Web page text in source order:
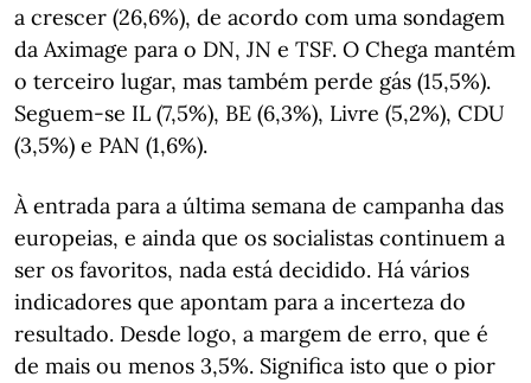
a crescer (26,6%), de acordo com uma sondagem
da Aximage para o DN, JN e TSF. O Chega mantém
o terceiro lugar, mas também perde gás (15,5%).
Seguem-se IL (7,5%), BE (6,3%), Livre (5,2%), CDU
(3,5%) e PAN (1,6%).
À entrada para a última semana de campanha das
europeias, e ainda que os socialistas continuem a
ser os favoritos, nada está decidido. Há vários
indicadores que apontam para a incerteza do
resultado. Desde logo, a margem de erro, que é
de mais ou menos 3,5%. Significa isto que o pior